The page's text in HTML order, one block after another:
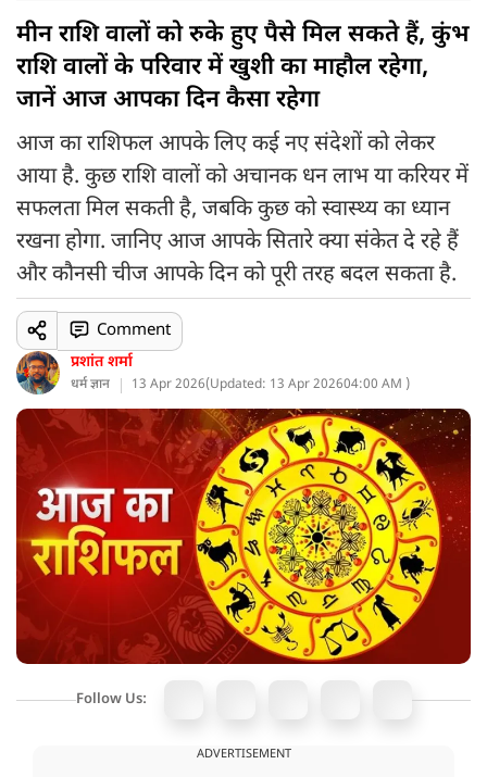
मीन राशि वालों को रुके हुए पैसे मिल सकते हैं, कुंभ
राशि वालों के परिवार में खुशी का माहौल रहेगा,
जानें आज आपका दिन कैसा रहेगा
आज का राशिफल आपके लिए कई नए संदेशों को लेकर
आया है. कुछ राशि वालों को अचानक धन लाभ या करियर में
सफलता मिल सकती है, जबकि कुछ को स्वास्थ्य का ध्यान
रखना होगा. जानिए आज आपके सितारे क्या संकेत दे रहे हैं
और कौनसी चीज आपके दिन को पूरी तरह बदल सकता है.
प्रशांत शर्मा
धर्म ज्ञान 13 Apr 2026(Updated: 13 Apr 202604:00 AM )
Comment
Follow Us:
ADVERTISEMENT